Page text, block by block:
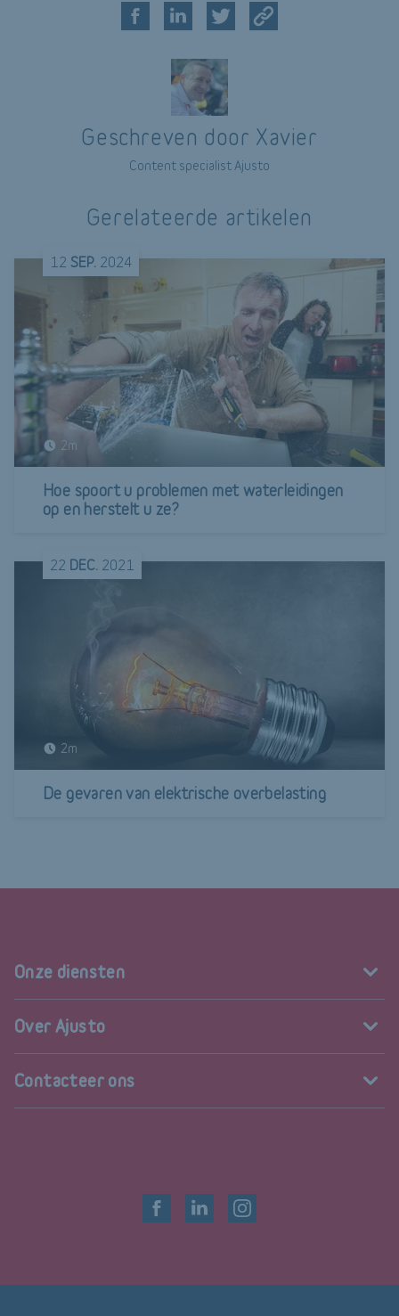
Geschreven door Xavier
Content specialist Ajusto
Gerelateerde artikelen
12 SEP. 2024
2m
Hoe spoort u problemen met waterleidingen
op en herstelt u ze?
22 DEC. 2021
2m
De gevaren van elektrische overbelasting
Onze diensten
Over Ajusto
Contacteer ons